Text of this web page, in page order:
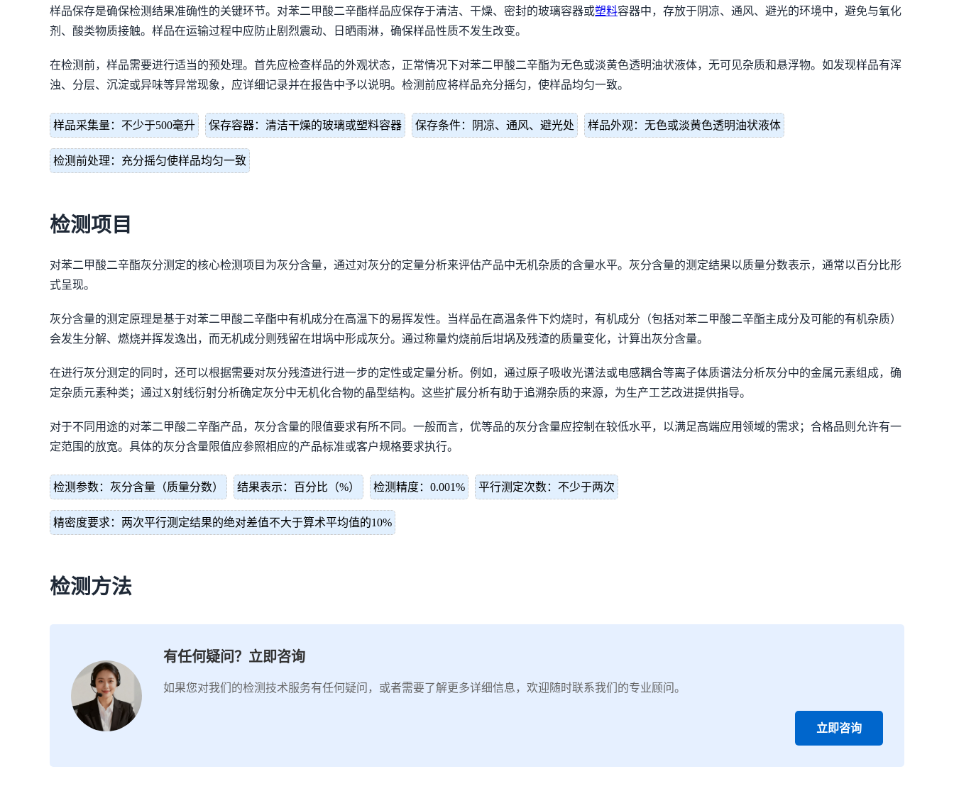
样品保存是确保检测结果准确性的关键环节。对苯二甲酸二辛酯样品应保存于清洁、干燥、密封的玻璃容器或塑料容器中，存放于阴凉、通风、避光的环境中，避免与氧化
剂、酸类物质接触。样品在运输过程中应防止剧烈震动、日晒雨淋，确保样品性质不发生改变。
在检测前，样品需要进行适当的预处理。首先应检查样品的外观状态，正常情况下对苯二甲酸二辛酯为无色或淡黄色透明油状液体，无可见杂质和悬浮物。如发现样品有浑
浊、分层、沉淀或异味等异常现象，应详细记录并在报告中予以说明。检测前应将样品充分摇匀，使样品均匀一致。
样品采集量：不少于500毫升 保存容器：清洁干燥的玻璃或塑料容器 保存条件：阴凉、通风、避光处 样品外观：无色或淡黄色透明油状液体
检测前处理：充分摇匀使样品均匀一致
检测项目
对苯二甲酸二辛酯灰分测定的核心检测项目为灰分含量，通过对灰分的定量分析来评估产品中无机杂质的含量水平。灰分含量的测定结果以质量分数表示，通常以百分比形
式呈现。
灰分含量的测定原理是基于对苯二甲酸二辛酯中有机成分在高温下的易挥发性。当样品在高温条件下灼烧时，有机成分（包括对苯二甲酸二辛酯主成分及可能的有机杂质）
会发生分解、燃烧并挥发逸出，而无机成分则残留在坩埚中形成灰分。通过称量灼烧前后坩埚及残渣的质量变化，计算出灰分含量。
在进行灰分测定的同时，还可以根据需要对灰分残渣进行进一步的定性或定量分析。例如，通过原子吸收光谱法或电感耦合等离子体质谱法分析灰分中的金属元素组成，确
定杂质元素种类；通过X射线衍射分析确定灰分中无机化合物的晶型结构。这些扩展分析有助于追溯杂质的来源，为生产工艺改进提供指导。
对于不同用途的对苯二甲酸二辛酯产品，灰分含量的限值要求有所不同。一般而言，优等品的灰分含量应控制在较低水平，以满足高端应用领域的需求；合格品则允许有一
定范围的放宽。具体的灰分含量限值应参照相应的产品标准或客户规格要求执行。
检测参数：灰分含量（质量分数） 结果表示：百分比（%） 检测精度：0.001% 平行测定次数：不少于两次
精密度要求：两次平行测定结果的绝对差值不大于算术平均值的10%
检测方法
有任何疑问？立即咨询
如果您对我们的检测技术服务有任何疑问，或者需要了解更多详细信息，欢迎随时联系我们的专业顾问。
立即咨询